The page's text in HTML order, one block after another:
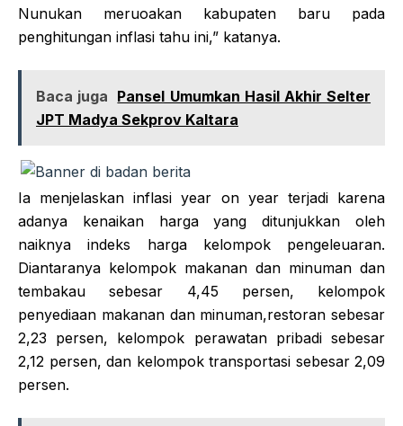
Nunukan meruoakan kabupaten baru pada
penghitungan inflasi tahu ini,” katanya.
Baca juga Pansel Umumkan Hasil Akhir Selter
JPT Madya Sekprov Kaltara
Ia menjelaskan inflasi year on year terjadi karena
adanya kenaikan harga yang ditunjukkan oleh
naiknya indeks harga kelompok pengeleuaran.
Diantaranya kelompok makanan dan minuman dan
tembakau sebesar 4,45 persen, kelompok
penyediaan makanan dan minuman,restoran sebesar
2,23 persen, kelompok perawatan pribadi sebesar
2,12 persen, dan kelompok transportasi sebesar 2,09
persen.